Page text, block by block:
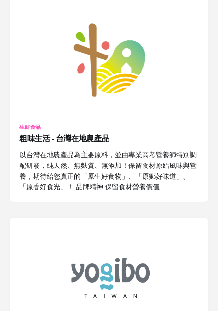
生鮮食品
粗味生活 - 台灣在地農產品
以台灣在地農產品為主要原料，並由專業高考營養師特別調
配研發，純天然、無麩質、無添加！保留食材原始風味與營
養，期待給您真正的「原生好食物」、「原鄉好味道」、
「原香好食光」！ 品牌精神 保留食材營養價值